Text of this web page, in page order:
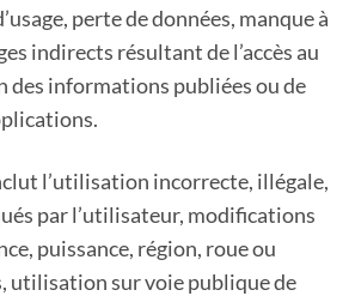
perte de données, manque à
indirects résultant de l’accès au
des informations publiées ou de
l’utilisation incorrecte, illégale,
par l’utilisateur, modifications
puissance, région, roue ou
utilisation sur voie publique de